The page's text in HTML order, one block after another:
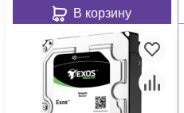
В корзину